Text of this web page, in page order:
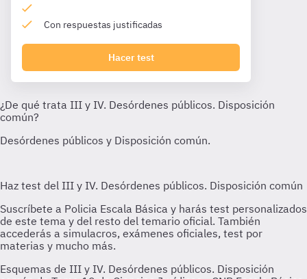
Con respuestas justificadas
Hacer test
Esquemas de III y IV. Desórdenes públicos. Disposición